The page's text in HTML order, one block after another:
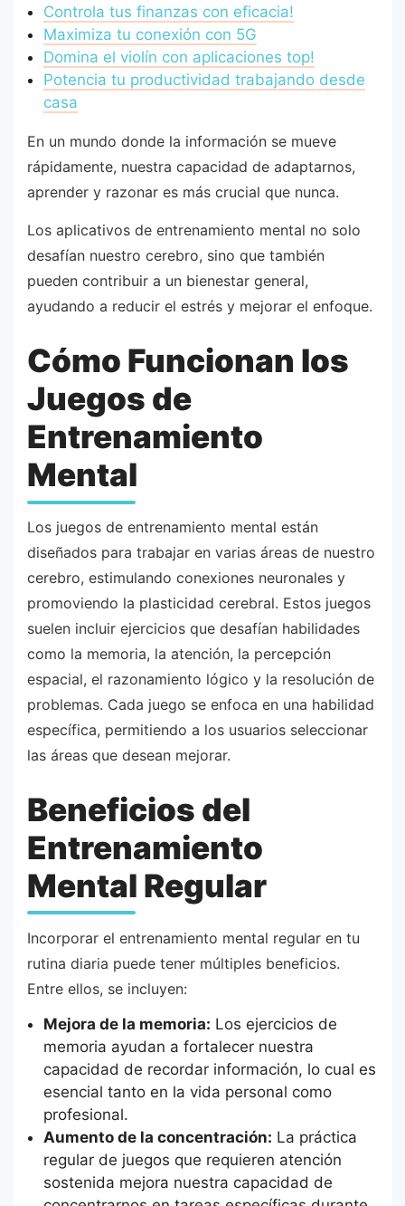
Controla tus finanzas con eficacia!
Maximiza tu conexión con 5G
Domina el violín con aplicaciones top!
Potencia tu productividad trabajando desde
casa
En un mundo donde la información se mueve
rápidamente, nuestra capacidad de adaptarnos,
aprender y razonar es más crucial que nunca.
Los aplicativos de entrenamiento mental no solo
desafían nuestro cerebro, sino que también
pueden contribuir a un bienestar general,
ayudando a reducir el estrés y mejorar el enfoque.
Cómo Funcionan los
Juegos de
Entrenamiento
Mental
Los juegos de entrenamiento mental están
diseñados para trabajar en varias áreas de nuestro
cerebro, estimulando conexiones neuronales y
promoviendo la plasticidad cerebral. Estos juegos
suelen incluir ejercicios que desafían habilidades
como la memoria, la atención, la percepción
espacial, el razonamiento lógico y la resolución de
problemas. Cada juego se enfoca en una habilidad
específica, permitiendo a los usuarios seleccionar
las áreas que desean mejorar.
Beneficios del
Entrenamiento
Mental Regular
Incorporar el entrenamiento mental regular en tu
rutina diaria puede tener múltiples beneficios.
Entre ellos, se incluyen:
Mejora de la memoria: Los ejercicios de
memoria ayudan a fortalecer nuestra
capacidad de recordar información, lo cual es
esencial tanto en la vida personal como
profesional.
Aumento de la concentración: La práctica
regular de juegos que requieren atención
sostenida mejora nuestra capacidad de